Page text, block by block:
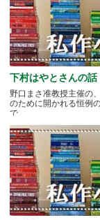
下村はやとさんの話
野口まさ准教授主催の
のために開かれる恒例
で.....